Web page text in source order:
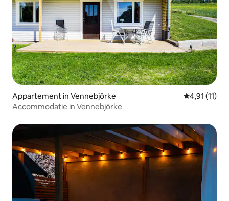
Appartement in Vennebjörke Gemiddelde
4,91 (11)
Accommodatie in Vennebjörke